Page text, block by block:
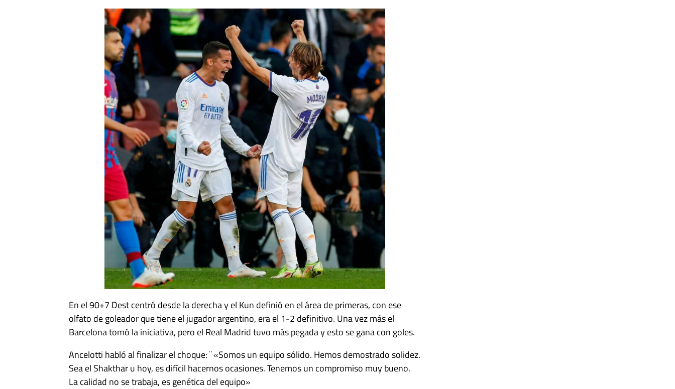
En el 90+7 Dest centró desde la derecha y el Kun definió en el área de primeras, con ese
olfato de goleador que tiene el jugador argentino, era el 1-2 definitivo. Una vez más el
Barcelona tomó la iniciativa, pero el Real Madrid tuvo más pegada y esto se gana con goles.
Ancelotti habló al finalizar el choque: ¨ «Somos un equipo sólido. Hemos demostrado solidez.
Sea el Shakthar u hoy, es difícil hacernos ocasiones. Tenemos un compromiso muy bueno.
La calidad no se trabaja, es genética del equipo»